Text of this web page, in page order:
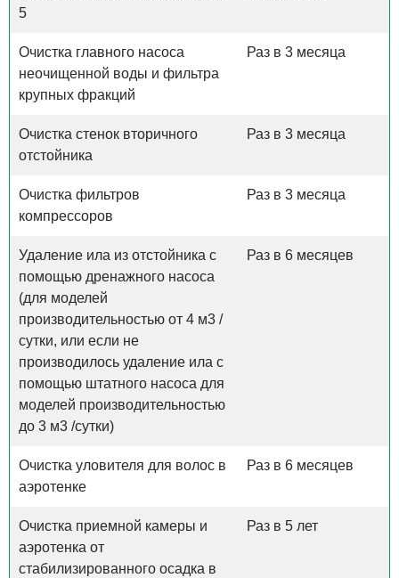
5
Очистка главного насоса
неочищенной воды и фильтра
крупных фракций
Раз в 3 месяца
Очистка стенок вторичного
отстойника
Раз в 3 месяца
Очистка фильтров
компрессоров
Раз в 3 месяца
Удаление ила из отстойника с
помощью дренажного насоса
(для моделей
производительностью от 4 м3 /
сутки, или если не
производилось удаление ила с
помощью штатного насоса для
моделей производительностью
до 3 м3 /сутки)
Раз в 6 месяцев
Очистка уловителя для волос в
аэротенке
Раз в 6 месяцев
Очистка приемной камеры и
аэротенка от
стабилизированного осадка в
Раз в 5 лет